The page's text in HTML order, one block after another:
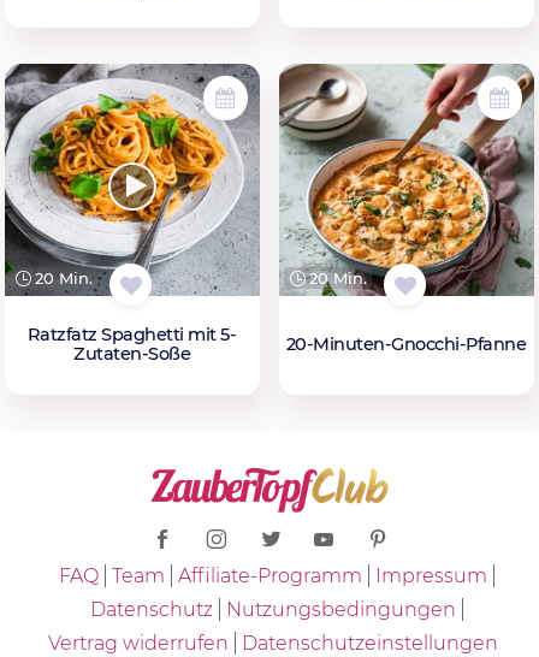
20 Min.
Ratzfatz Spaghetti mit 5-
Zutaten-Soße
20 Min.
20-Minuten-Gnocchi-Pfanne
FAQ Team Affiliate-Programm
Impressum
Datenschutz
Nutzungsbedingungen
Vertrag widerrufen
Datenschutzeinstellungen